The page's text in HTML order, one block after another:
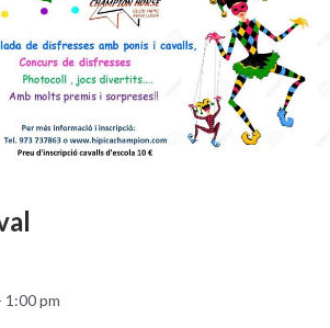
1:00 pm